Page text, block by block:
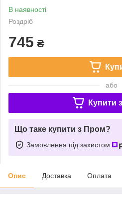
В наявності
Роздріб
745 ₴
або
Купити з
Що таке купити з Пром?
Замовлення під захистом
Опис Доставка Оплата